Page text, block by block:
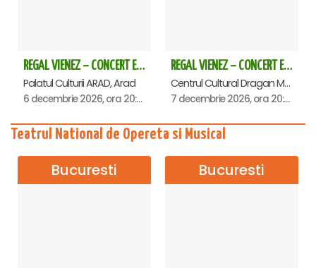
REGAL VIENEZ – CONCERT EXTRAORDINAR DE CRACIUN - Arad
Palatul Culturii ARAD, Arad
6 decembrie 2026, ora 20:00
REGAL VIENEZ – CONCERT EXTRAORDINAR DE CRACIUN - Deva
Centrul Cultural Dragan Muntean, Deva
7 decembrie 2026, ora 20:00
Teatrul National de Opereta si Musical
Bucuresti Bucuresti